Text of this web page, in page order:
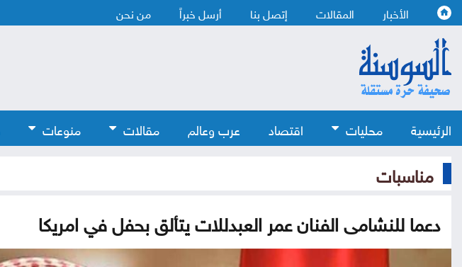
الأخبار المقالات إتصل بنا أرسل خبراً من نحن
الرئيسية محليات اقتصاد عرب وعالم مقالات منوعات
مناسبات
دعما للنشامى الفنان عمر العبدللات يتألق بحفل في امريكا